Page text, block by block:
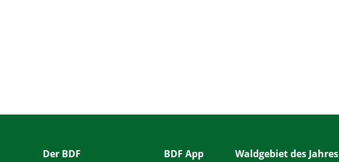
Der BDF BDF App Waldgebiet des Jahres